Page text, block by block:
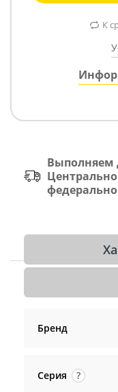
К
Выполняем
Бренд
Серия ?